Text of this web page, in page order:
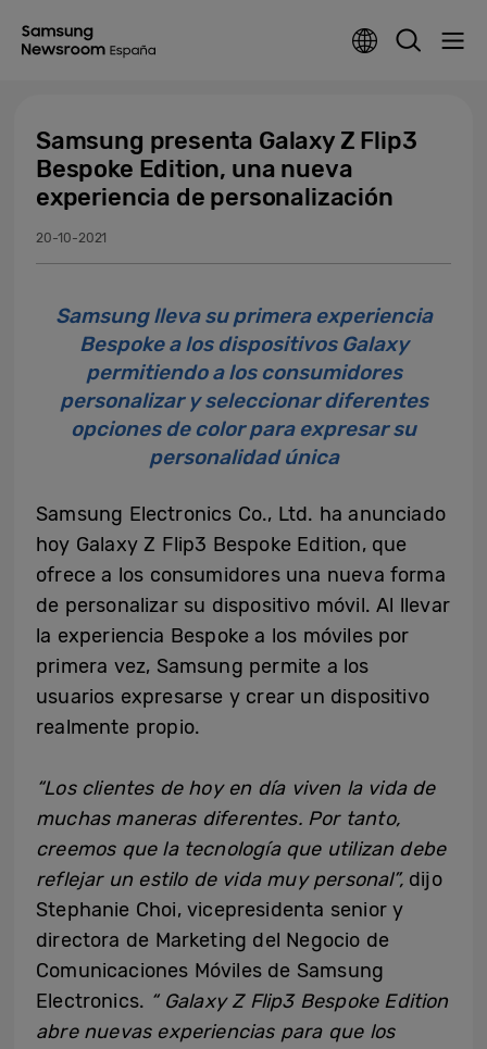
Samsung presenta Galaxy Z Flip3
Bespoke Edition, una nueva
experiencia de personalización
20-10-2021
Samsung lleva su primera experiencia
Bespoke a los dispositivos Galaxy
permitiendo a los consumidores
personalizar y seleccionar diferentes
opciones de color para expresar su
personalidad única
Samsung Electronics Co., Ltd. ha anunciado
hoy Galaxy Z Flip3 Bespoke Edition, que
ofrece a los consumidores una nueva forma
de personalizar su dispositivo móvil. Al llevar
la experiencia Bespoke a los móviles por
primera vez, Samsung permite a los
usuarios expresarse y crear un dispositivo
realmente propio.
“Los clientes de hoy en día viven la vida de
muchas maneras diferentes. Por tanto,
creemos que la tecnología que utilizan debe
reflejar un estilo de vida muy personal”,dijo
Stephanie Choi, vicepresidenta senior y
directora de Marketing del Negocio de
Comunicaciones Móviles de Samsung
Electronics. “ Galaxy Z Flip3 Bespoke Edition
abre nuevas experiencias para que los